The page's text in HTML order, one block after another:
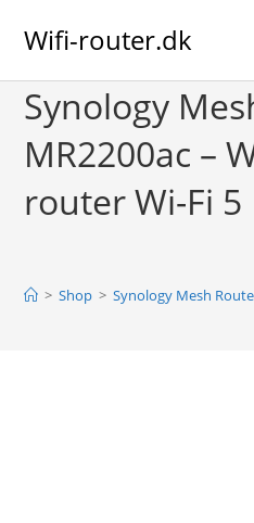
Wifi-router.dk
Synology
MR2200ac –
router Wi-Fi 5
> Shop > Synology Mesh